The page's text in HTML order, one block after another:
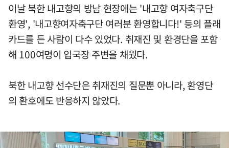
이날 북한 내고향의 방남 현장에는 '내고향 여자축구단
환영', '내고향여자축구단 여러분 환영합니다!' 등의 플래
카드를 든 사람이 다수 있었다. 취재진 및 환경단을 포함
해 100여명이 입국장 주변을 채웠다.
북한 내고향 선수단은 취재진의 질문뿐 아니라, 환영단
의 환호에도 반응하지 않았다.